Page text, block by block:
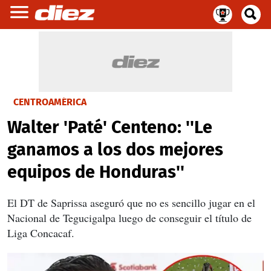
CENTROAMÉRICA
Walter 'Paté' Centeno: ''Le
ganamos a los dos mejores
equipos de Honduras''
El DT de Saprissa aseguró que no es sencillo jugar en el
Nacional de Tegucigalpa luego de conseguir el título de
Liga Concacaf.